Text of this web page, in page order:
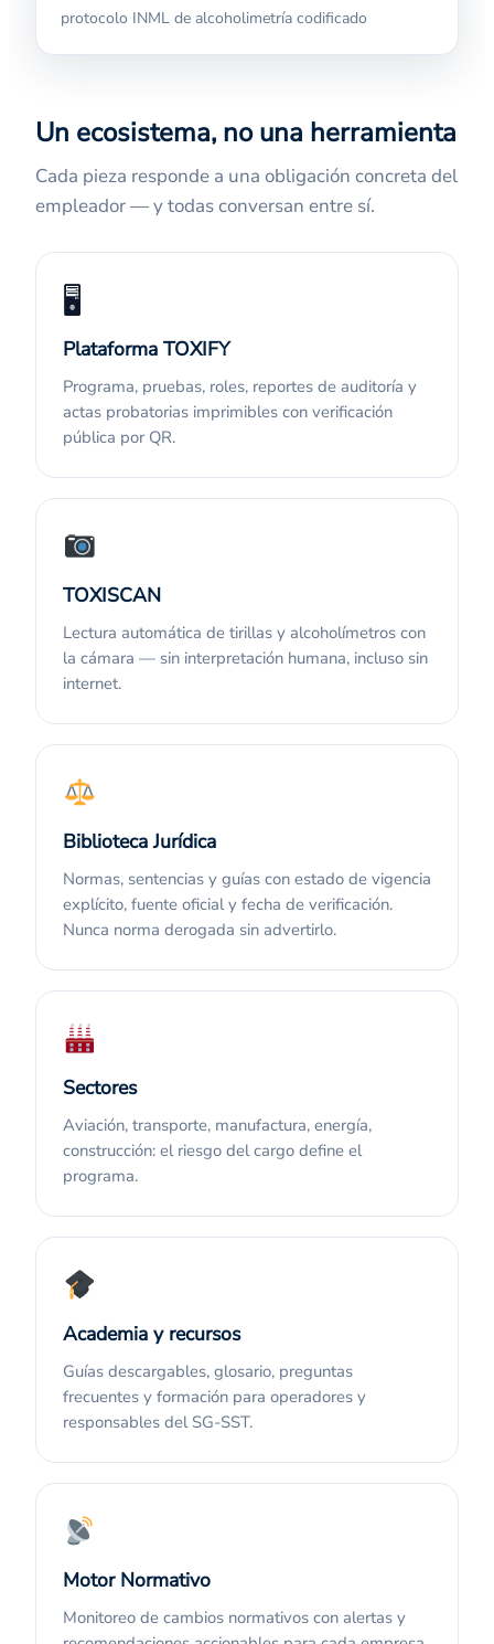
protocolo INML de alcoholimetría codificado
Un ecosistema, no una herramienta
Cada pieza responde a una obligación concreta del
empleador — y todas conversan entre sí.
🖥
Plataforma TOXIFY
Programa, pruebas, roles, reportes de auditoría y
actas probatorias imprimibles con verificación
pública por QR.
TOXISCAN
Lectura automática de tirillas y alcoholímetros con
la cámara — sin interpretación humana, incluso sin
internet.
Biblioteca Jurídica
Normas, sentencias y guías con estado de vigencia
explícito, fuente oficial y fecha de verificación.
Nunca norma derogada sin advertirlo.
Sectores
Aviación, transporte, manufactura, energía,
construcción: el riesgo del cargo define el
programa.
Academia y recursos
Guías descargables, glosario, preguntas
frecuentes y formación para operadores y
responsables del SG-SST.
Motor Normativo
Monitoreo de cambios normativos con alertas y